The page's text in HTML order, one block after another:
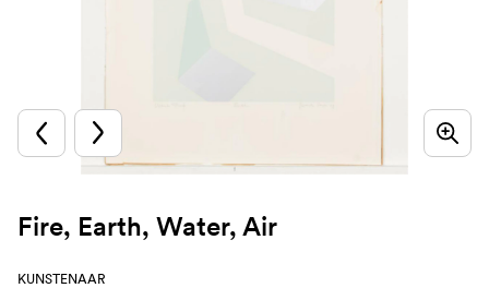
Fire, Earth, Water, Air
KUNSTENAAR